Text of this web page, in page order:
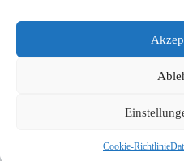
Cookie-Richtlinie
liegen: Rio Verde, Otilio
haben jeweils ein paar
finden sich im Umkreis von
11. März
Copyright © 2026 - WordPress